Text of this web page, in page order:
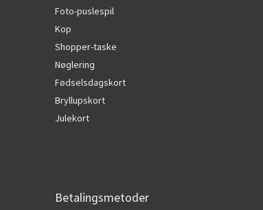
Foto-puslespil
Kop
Shopper-taske
Nøglering
Fødselsdagskort
Bryllupskort
Julekort
Betalingsmetoder